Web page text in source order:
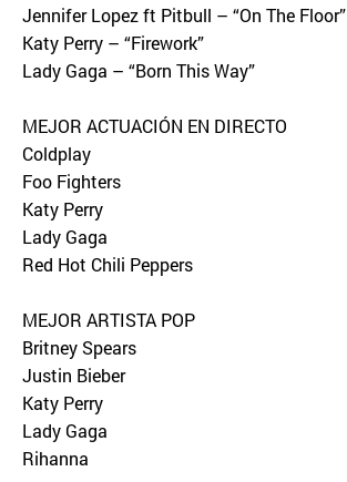
Jennifer Lopez ft Pitbull – “On The Floor”
Katy Perry – “Firework”
Lady Gaga – “Born This Way”
MEJOR ACTUACIÓN EN DIRECTO
Coldplay
Foo Fighters
Katy Perry
Lady Gaga
Red Hot Chili Peppers
MEJOR ARTISTA POP
Britney Spears
Justin Bieber
Katy Perry
Lady Gaga
Rihanna